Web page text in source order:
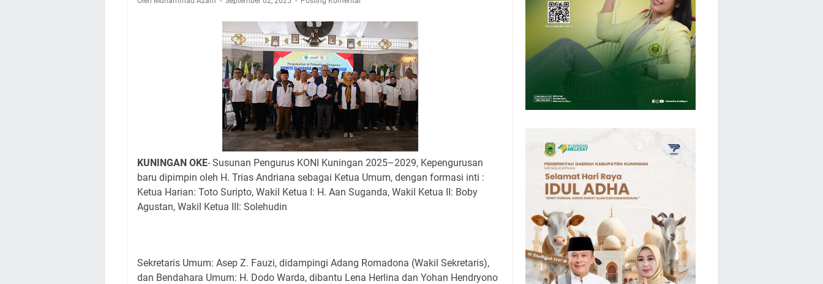
Embun Pagi Rabu 5 Agustus 2026: Tidak Perlu Iri, Kita Punya Takdir Masing-masing, Hidup
yang Terlihat Mewah, Belum Tentu Indah
Ayo Salat Kawan! Ini Jadwal Salat Wilayah Kuningan Rabu 5 Agustus 2026
Agenda Kegiatan Bupati Kuningan Kamis 6 Agustus 2026 Ada Tiga Acara
Kamis 6 Agustus 2026 Mobil Samling Ada di Alun-alun Luragung, Ini Persyaratan dan
Besaran Biayanya
KUNINGAN OKE- Susunan Pengurus KONI Kuningan 2025–2029, Kepengurusan
baru dipimpin oleh H. Trias Andriana sebagai Ketua Umum, dengan formasi inti :
Ketua Harian: Toto Suripto, Wakil Ketua I: H. Aan Suganda, Wakil Ketua II: Boby
Agustan, Wakil Ketua III: Solehudin
Sekretaris Umum: Asep Z. Fauzi, didampingi Adang Romadona (Wakil Sekretaris),
dan Bendahara Umum: H. Dodo Warda, dibantu Lena Herlina dan Yohan Hendryono